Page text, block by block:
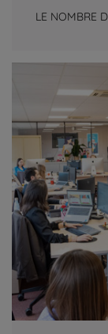
LE NOMBRE